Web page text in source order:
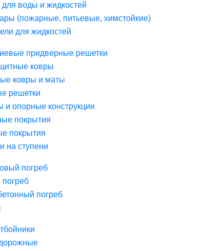
для воды и жидкостей
(пожарные, питьевые, химстойкие)
для жидкостей
придверные решетки
ковры
ковры и маты
решетки
и опорные конструкции
покрытия
покрытия
на ступени
погреб
погреб
погреб